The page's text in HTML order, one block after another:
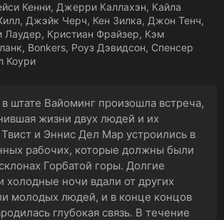
Кенни, Джерри Каллахэн, Кайла
Джэйк Черч, Кен Зилка, Джон Тенч,
Лаудер, Кристиан Фрайзер, Кэм
Bonkers, Роуз Дэвидсон, Спенсер
Коури
штате Вайоминг произошла встреча,
жизни двух людей и их
и Эннис Дел Мар устроились в
рабочих, которые должны были
Горбатой горы. Долгие
холодные ночи вдали от других
молодых людей, и в конце концов
глубокая связь. В течение